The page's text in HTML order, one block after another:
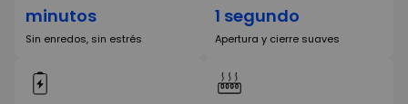
minutos
Sin enredos, sin estrés
1 segundo
Apertura y cierre suaves